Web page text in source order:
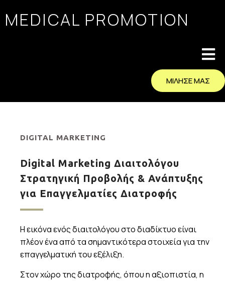
MEDICAL PROMOTION
ΜΙΛΗΣΕ ΜΑΣ
DIGITAL MARKETING
Digital Marketing Διαιτολόγου
Στρατηγική Προβολής & Ανάπτυξης
για Επαγγελματίες Διατροφής
Η εικόνα ενός διαιτολόγου στο διαδίκτυο είναι
πλέον ένα από τα σημαντικότερα στοιχεία για την
επαγγελματική του εξέλιξη.
Στον χώρο της διατροφής, όπου η αξιοπιστία, η